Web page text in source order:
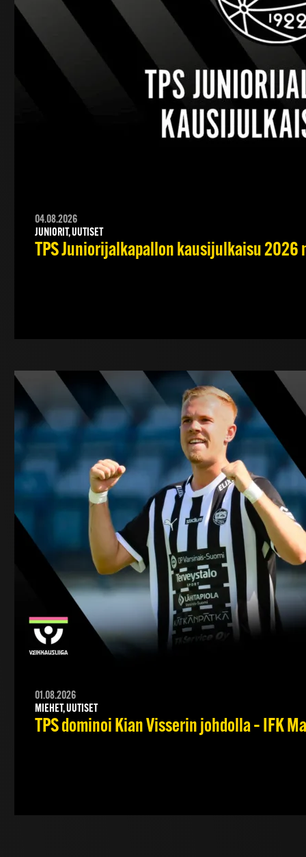
04.08.2026
JUNIORIT, UUTISET
TPS Juniorijalkapallon kausijulkaisu 2026
01.08.2026
MIEHET, UUTISET
TPS dominoi Kian Visserin johdolla – IFK